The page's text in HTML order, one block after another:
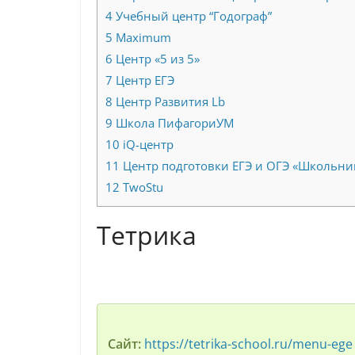
4 Учебный центр “Годограф”
5 Maximum
6 Центр «5 из 5»
7 Центр ЕГЭ
8 Центр Развития Lb
9 Школа ПифагориУМ
10 iQ-центр
11 Центр подготовки ЕГЭ и ОГЭ
12 TwoStu
Тетрика
Сайт: https://tetrika-school.ru/menu-ege